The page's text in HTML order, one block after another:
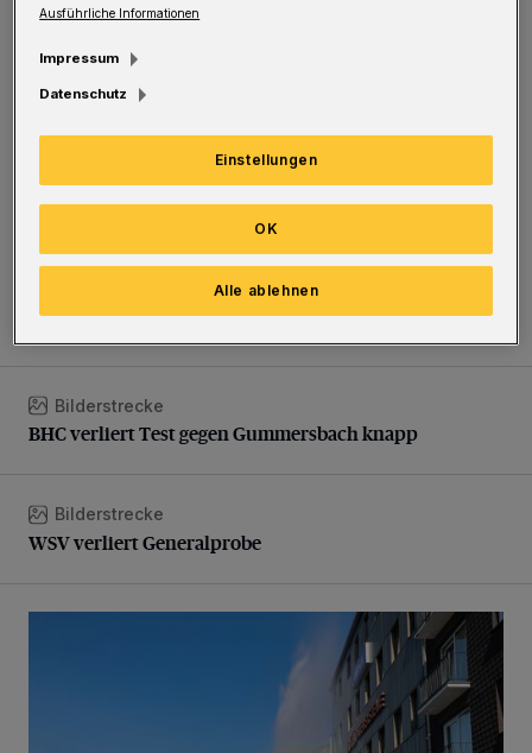
Sommer in der Elberfelder City
BHC verliert Test gegen Gummersbach knapp
Bilderstrecke
BHC verliert Test gegen Gummersbach knapp
WSV verliert Generalprobe
Bilderstrecke
WSV verliert Generalprobe
Ausführliche Informationen
Impressum
Datenschutz
Einstellungen
Alle ablehnen
OK